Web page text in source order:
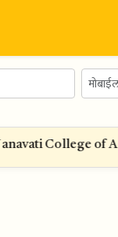
College of